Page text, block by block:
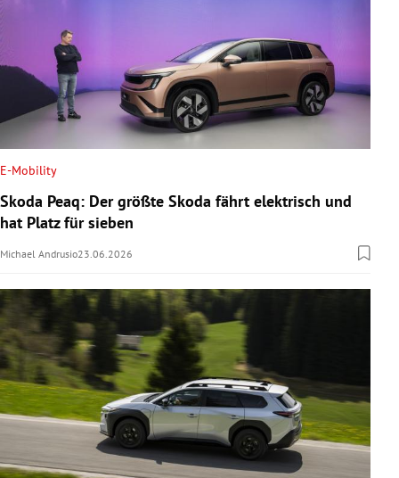
E-Mobility
Skoda Peaq: Der größte Skoda fährt elektrisch und
hat Platz für sieben
Michael Andrusio23.06.2026